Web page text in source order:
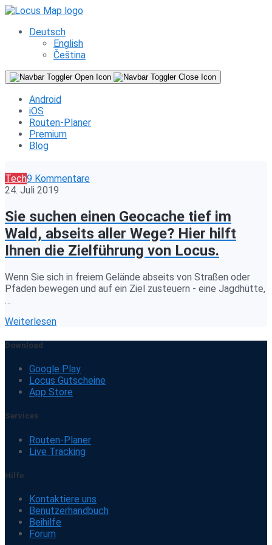
Deutsch
English
Čeština
Android
iOS
Routen-Planer
Premium
Blog
Tech9 Kommentare
24. Juli 2019
Sie suchen einen Geocache tief im
Wald, abseits aller Wege? Hier hilft
Ihnen die Zielführung von Locus.
Wenn Sie sich in freiem Gelände abseits von Straßen oder
Pfaden bewegen und auf ein Ziel zusteuern - eine Jagdhütte,
…
Weiterlesen
Download
Google Play
Locus Gutscheine
App Store
Services
Routen-Planer
Live Tracking
Hilfe
Kontaktiere uns
Benutzerhandbuch
Beihilfe
Forum